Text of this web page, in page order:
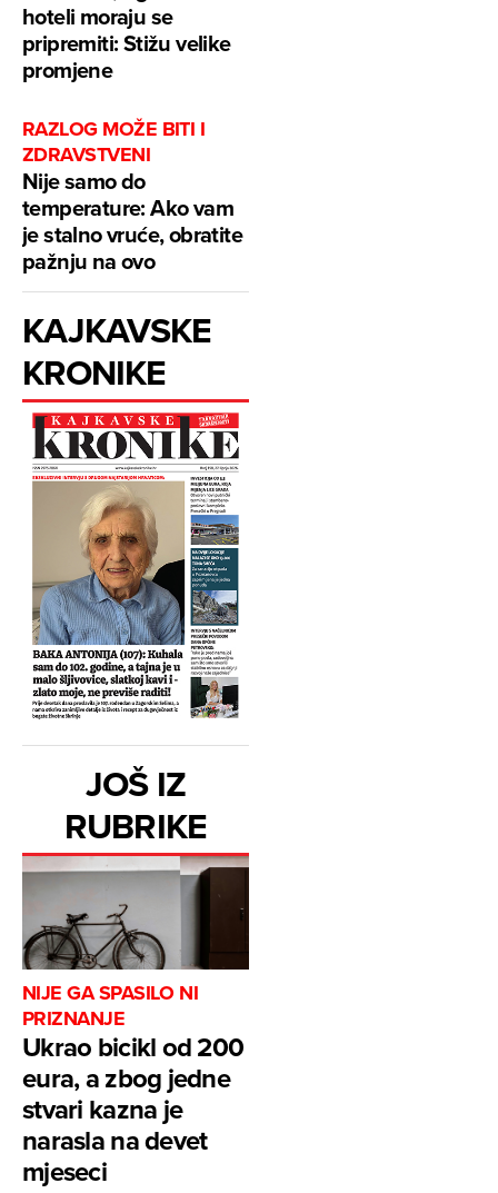
hoteli moraju se
pripremiti: Stižu velike
promjene
RAZLOG MOŽE BITI I
ZDRAVSTVENI
Nije samo do
temperature: Ako vam
je stalno vruće, obratite
pažnju na ovo
KAJKAVSKE
KRONIKE
JOŠ IZ
RUBRIKE
NIJE GA SPASILO NI
PRIZNANJE
Ukrao bicikl od 200
eura, a zbog jedne
stvari kazna je
narasla na devet
mjeseci